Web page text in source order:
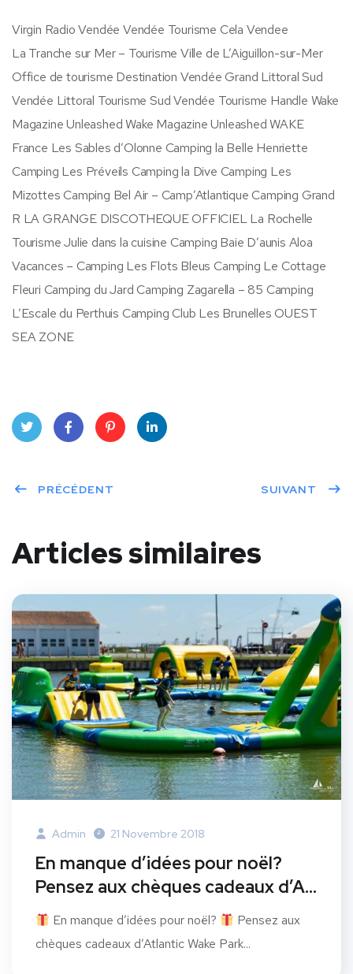
Virgin Radio Vendée Vendée Tourisme Cela Vendee
La Tranche sur Mer – Tourisme Ville de L’Aiguillon-sur-Mer
Office de tourisme Destination Vendée Grand Littoral Sud
Vendée Littoral Tourisme Sud Vendée Tourisme Handle Wake
Magazine Unleashed Wake Magazine Unleashed WAKE
France Les Sables d’Olonne Camping la Belle Henriette
Camping Les Préveils Camping la Dive Camping Les
Mizottes Camping Bel Air – Camp’Atlantique Camping Grand
R LA GRANGE DISCOTHEQUE OFFICIEL La Rochelle
Tourisme Julie dans la cuisine Camping Baie D’aunis Aloa
Vacances – Camping Les Flots Bleus Camping Le Cottage
Fleuri Camping du Jard Camping Zagarella – 85 Camping
L’Escale du Perthuis Camping Club Les Brunelles OUEST
SEA ZONE
ter
book
eres
PRÉCÉDENT SUIVANT
Articles similaires
Admin 21 Novembre 2018
En manque d’idées pour noël?
Pensez aux chèques cadeaux d’A…
En manque d’idées pour noël?
Pensez aux
chèques cadeaux d’Atlantic Wake Park...